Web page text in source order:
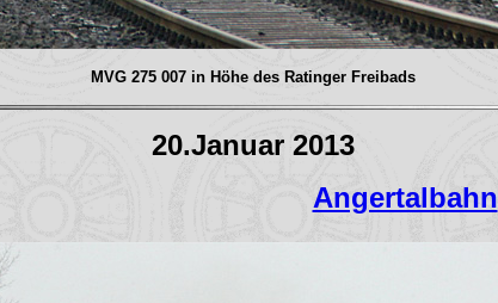
MVG 275 007 in Höhe des Ratinger Freibads
20.Januar 2013
Angertalbahn